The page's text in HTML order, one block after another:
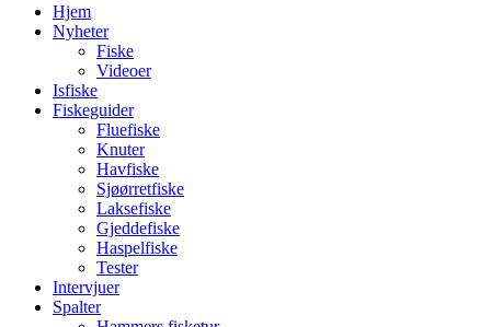
Hjem
Nyheter
Fiske
Videoer
Isfiske
Fiskeguider
Fluefiske
Knuter
Havfiske
Sjøørretfiske
Laksefiske
Gjeddefiske
Haspelfiske
Tester
Intervjuer
Spalter